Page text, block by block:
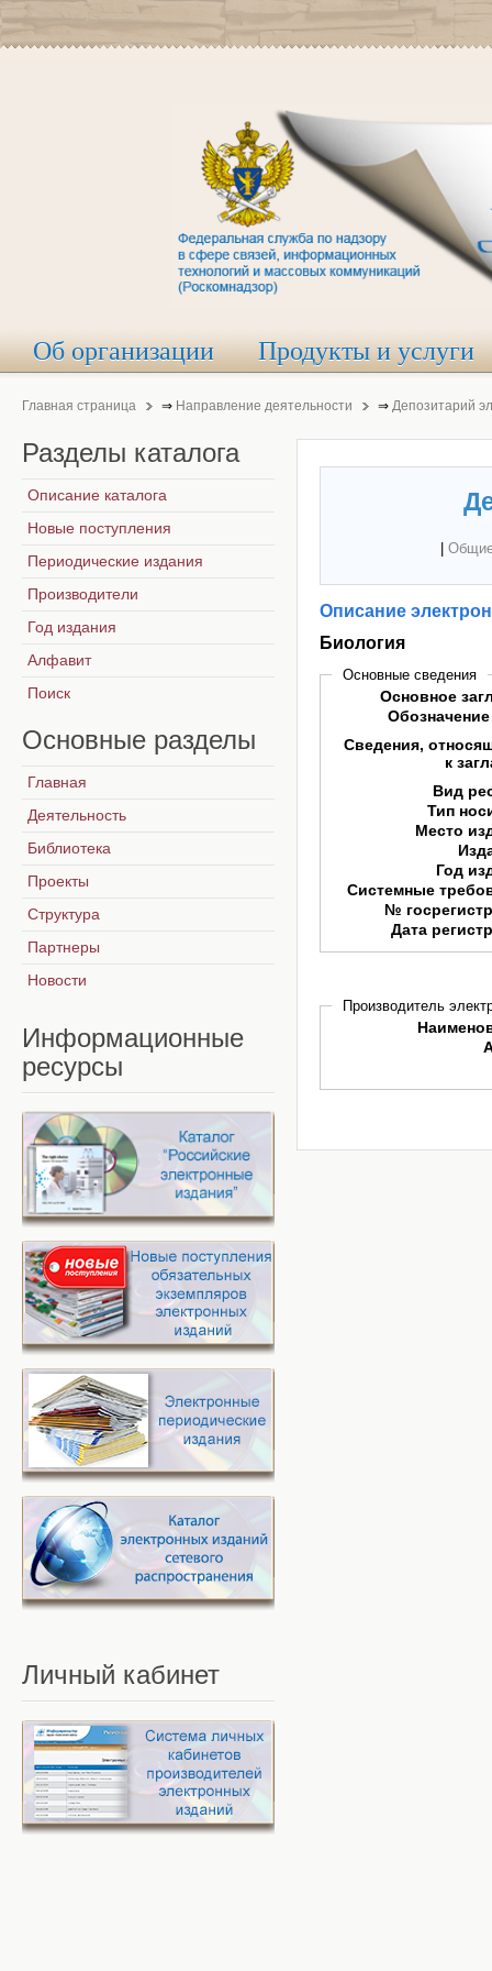
Об организации Продукты и услуги
Главная страница ⇒ Направление деятельности ⇒ Депозитарий
Описание
Биология
Основные сведения
Основное
Сведения,
к
Вид
Тип
Место
Год
Системные
№
Дата
Производитель
Разделы каталога
Описание каталога
Новые поступления
Периодические издания
Производители
Год издания
Алфавит
Поиск
Основные разделы
Главная
Деятельность
Библиотека
Проекты
Структура
Партнеры
Новости
Информационные
ресурсы
Личный кабинет